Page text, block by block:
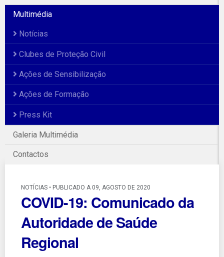
Multimédia
Notícias
Clubes de Proteção Civil
Ações de Sensibilização
Ações de Formação
Press Kit
Galeria Multimédia
Contactos
NOTÍCIAS • PUBLICADO A 09, AGOSTO DE 2020
COVID-19: Comunicado da
Autoridade de Saúde
Regional